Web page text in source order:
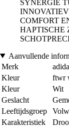
SYNERGIE
COMFORT
HAPTISCHE
Aanvullende
Merk
Kleur
ftwr
Kleur
Wit
Geslacht
Leeftijdsgroep
Karakteristiek